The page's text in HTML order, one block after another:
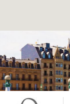
Pasar al
Hemengo